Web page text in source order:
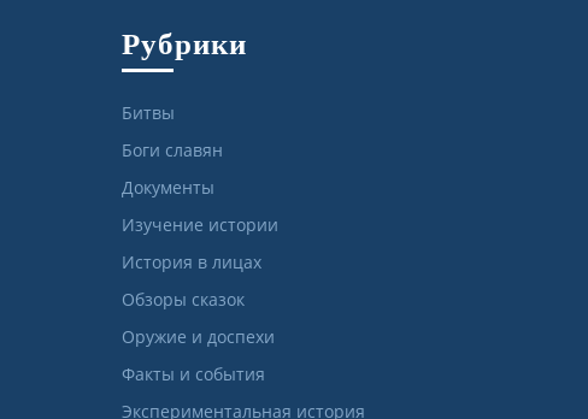
Рубрики
Битвы
Боги славян
Документы
Изучение истории
История в лицах
Обзоры сказок
Оружие и доспехи
Факты и события
Экспериментальная история